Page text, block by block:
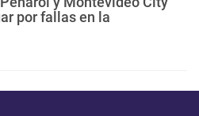
por fallas en la